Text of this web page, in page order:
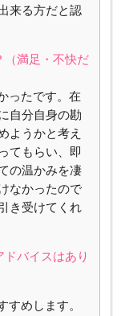
来る方だと認
満足・不快だ
ったです。在
自分自身の勘
ようかと考え
てもらい、即
の温かみを凄
なかったので
き受けてくれ
バイスはあり
めします。